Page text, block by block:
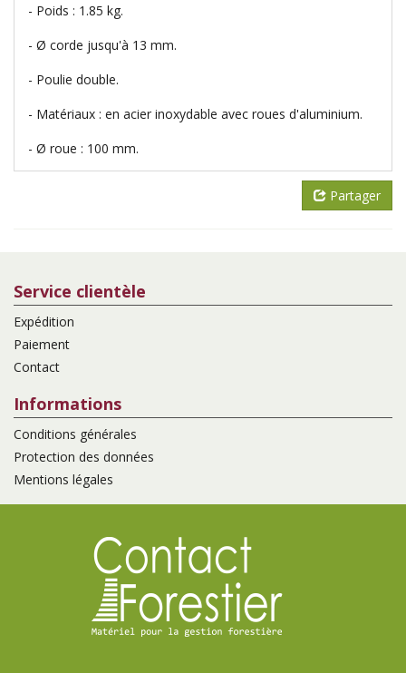
- Poids : 1.85 kg.
- Ø corde jusqu'à 13 mm.
- Poulie double.
- Matériaux : en acier inoxydable avec roues d'aluminium.
- Ø roue : 100 mm.
Partager
Service clientèle
Expédition
Paiement
Contact
Informations
Conditions générales
Protection des données
Mentions légales